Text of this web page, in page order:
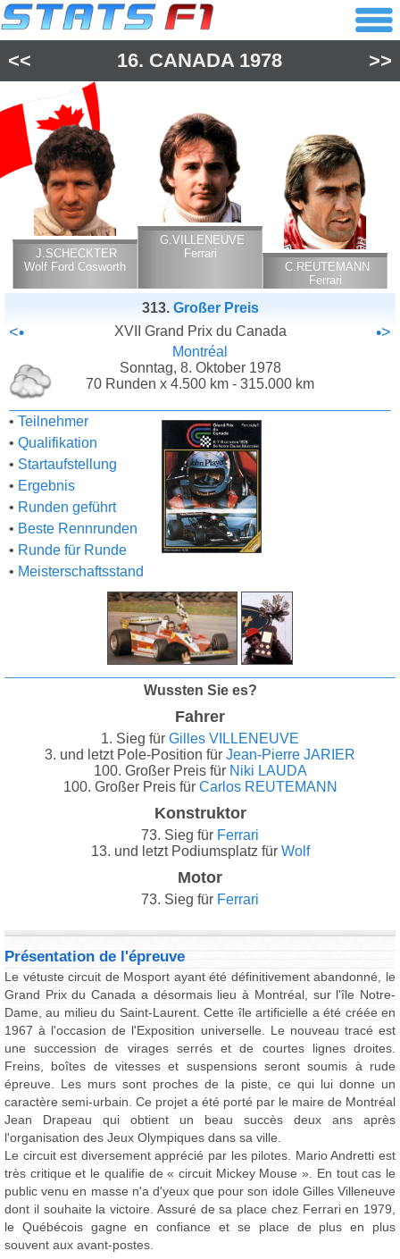
<< 16. CANADA 1978 >>
J.SCHECKTER
Wolf Ford Cosworth
G.VILLENEUVE
Ferrari
C.REUTEMANN
Ferrari
313. Großer Preis
<• XVII Grand Prix du Canada •>
Montréal
Sonntag, 8. Oktober 1978
70 Runden x 4.500 km - 315.000 km
• Teilnehmer
• Qualifikation
• Startaufstellung
• Ergebnis
• Runden geführt
• Beste Rennrunden
• Runde für Runde
• Meisterschaftsstand
Wussten Sie es?
Fahrer
1. Sieg für Gilles VILLENEUVE
3. und letzt Pole-Position für Jean-Pierre JARIER
100. Großer Preis für Niki LAUDA
100. Großer Preis für Carlos REUTEMANN
Konstruktor
73. Sieg für Ferrari
13. und letzt Podiumsplatz für Wolf
Motor
73. Sieg für Ferrari
Présentation de l'épreuve
Le vétuste circuit de Mosport ayant été définitivement abandonné, le
Grand Prix du Canada a désormais lieu à Montréal, sur l'île Notre-
Dame, au milieu du Saint-Laurent. Cette île artificielle a été créée en
1967 à l'occasion de l'Exposition universelle. Le nouveau tracé est
une succession de virages serrés et de courtes lignes droites.
Freins, boîtes de vitesses et suspensions seront soumis à rude
épreuve. Les murs sont proches de la piste, ce qui lui donne un
caractère semi-urbain. Ce projet a été porté par le maire de Montréal
Jean Drapeau qui obtient un beau succès deux ans après
l'organisation des Jeux Olympiques dans sa ville.
Le circuit est diversement apprécié par les pilotes. Mario Andretti est
très critique et le qualifie de « circuit Mickey Mouse ». En tout cas le
public venu en masse n'a d'yeux que pour son idole Gilles Villeneuve
dont il souhaite la victoire. Assuré de sa place chez Ferrari en 1979,
le Québécois gagne en confiance et se place de plus en plus
souvent aux avant-postes.